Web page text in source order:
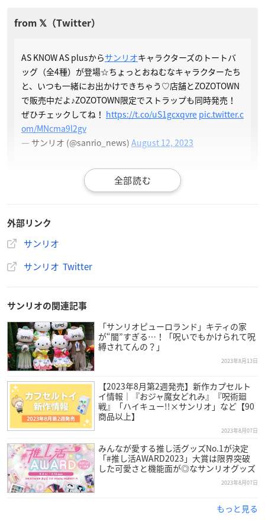
AS KNOW AS plusからサンリオキャラクターズのトートバ
ッグ（全4種）が登場☆ちょっとおねむなキャラクターたち
と、いつも一緒にお出かけできちゃう♡店舗とZOZOTOWN
で販売中だよ♪ZOZOTOWN限定でストラップも同時発売！
ぜひチェックしてね！ https://t.co/uS1gcxqvre pic.twitter.c
om/MNcma9l2gv
— サンリオ (@sanrio_news) August 12, 2023
外部リンク
サンリオ
サンリオ Twitter
サンリオの関連記事
「サンリオピューロランド」キティの家
が“闇”すぎる…！「呪いでもかけられて呪
縛されてんの？」
2023年8月13日
【2023年8月第2週発売】新作カプセルト
イ情報｜『おジャ魔女どれみ』『呪術廻
戦』「ハイキュー!!×サンリオ」など【90
商品以上】
2023年8月07日
みんなが愛する推し活グッズNo.1が決定
「#推し活AWARD2023」大賞は限界突破
した可愛さと機能面が◎なサンリオグッズ
2023年8月07日
もっと見る